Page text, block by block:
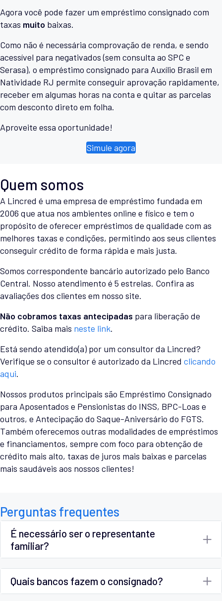
Agora você pode fazer um empréstimo consignado com
taxas muito baixas.
Como não é necessária comprovação de renda, e sendo
acessível para negativados (sem consulta ao SPC e
Serasa), o empréstimo consignado para Auxílio Brasil em
Natividade RJ permite conseguir aprovação rapidamente,
receber em algumas horas na conta e quitar as parcelas
com desconto direto em folha.
Aproveite essa oportunidade!
Simule agora
Quem somos
A Lincred é uma empresa de empréstimo fundada em
2006 que atua nos ambientes online e físico e tem o
propósito de oferecer empréstimos de qualidade com as
melhores taxas e condições, permitindo aos seus clientes
conseguir crédito de forma rápida e mais justa.
Somos correspondente bancário autorizado pelo Banco
Central. Nosso atendimento é 5 estrelas. Confira as
avaliações dos clientes em nosso site.
Não cobramos taxas antecipadas para liberação de
crédito. Saiba mais neste link.
Está sendo atendido(a) por um consultor da Lincred?
Verifique se o consultor é autorizado da Lincred clicando
aqui.
Nossos produtos principais são Empréstimo Consignado
para Aposentados e Pensionistas do INSS, BPC-Loas e
outros, e Antecipação do Saque-Aniversário do FGTS.
Também oferecemos outras modalidades de empréstimos
e financiamentos, sempre com foco para obtenção de
crédito mais alto, taxas de juros mais baixas e parcelas
mais saudáveis aos nossos clientes!
Perguntas frequentes
É necessário ser o representante
familiar?
Quais bancos fazem o consignado?